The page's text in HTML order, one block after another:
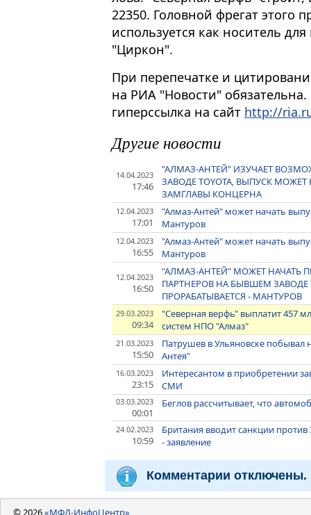
22350. Головной фрегат этого
используется как носитель
"Циркон".
При перепечатке и
на РИА "Новости"
гиперссылка на сайт http://
Другие новости
14.04.2023
17:46
"АЛМАЗ-АНТЕЙ" ИЗУЧАЕТ
ЗАВОДЕ TOYOTA, ВЫПУСК
ЗАМГЛАВЫ КОНЦЕРНА
12.04.2023
17:01
"Алмаз-Антей" может начать
Мантуров
12.04.2023
16:55
"Алмаз-Антей" может начать
Мантуров
12.04.2023
16:50
"АЛМАЗ-АНТЕЙ" МОЖЕТ НАЧАТЬ
ПАРТНЕРОВ НА БЫВШЕМ ЗАВОДЕ
ПРОРАБАТЫВАЕТСЯ - МАНТУРОВ
29.03.2023
09:34
"Северная верфь" выплатит 457
систем НПО "Алмаз"
21.03.2023
15:50
Патрушев в Ульяновске побывал
Антея"
16.03.2023
23:15
Интересантом в приобретении
СМИ
03.03.2023
00:01
Беглов рассчитывает, что
24.02.2023
10:59
Британия вводит санкции
- заявление
Комментарии отключены.
© 2026«МФД-ИнфоЦентр»